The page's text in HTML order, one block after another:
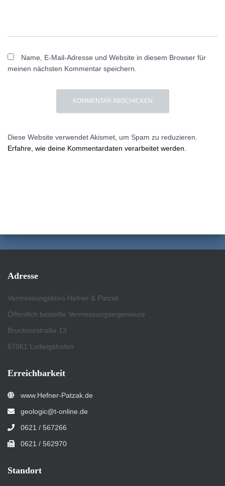
Name, E-Mail-Adresse und Website in diesem Browser für
meinen nächsten Kommentar speichern.
Diese Website verwendet Akismet, um Spam zu reduzieren.
Erfahre, wie deine Kommentardaten verarbeitet werden.
Adresse
Vermessungsbüro Hefner & Patzak
Öffentlich bestellte Vermessungsingenieure
Brucknerstraße 13
67061 Ludwigshafen
Erreichbarkeit
www.Hefner-Patzak.de
geologic@t-online.de
0621 / 567266
0621 / 562970
Standort